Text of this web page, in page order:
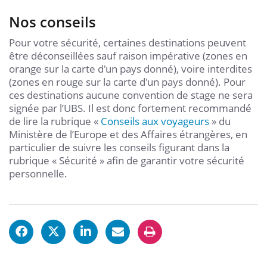
Nos conseils
Pour votre sécurité, certaines destinations peuvent
être déconseillées sauf raison impérative (zones en
orange sur la carte d'un pays donné), voire interdites
(zones en rouge sur la carte d'un pays donné). Pour
ces destinations aucune convention de stage ne sera
signée par l’UBS. Il est donc fortement recommandé
de lire la rubrique « Conseils aux voyageurs » du
Ministère de l’Europe et des Affaires étrangères, en
particulier de suivre les conseils figurant dans la
rubrique « Sécurité » afin de garantir votre sécurité
personnelle.